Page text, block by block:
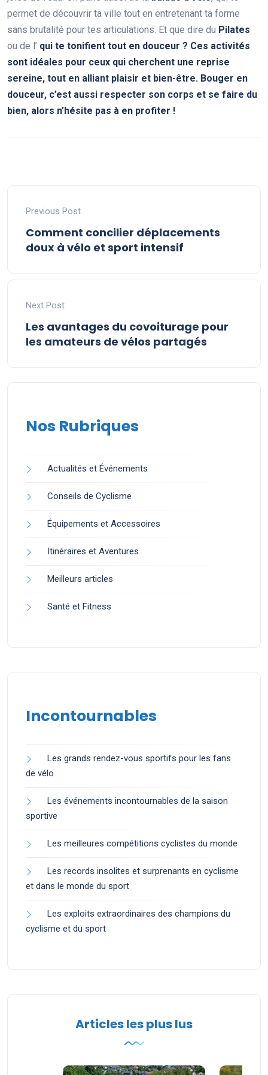
permet de découvrir ta ville tout en entretenant ta forme
sans brutalité pour tes articulations. Et que dire du Pilates
ou de l’ qui te tonifient tout en douceur ? Ces activités
sont idéales pour ceux qui cherchent une reprise
sereine, tout en alliant plaisir et bien-être. Bouger en
douceur, c’est aussi respecter son corps et se faire du
bien, alors n’hésite pas à en profiter !
Previous Post
Comment concilier déplacements
doux à vélo et sport intensif
Next Post
Les avantages du covoiturage pour
les amateurs de vélos partagés
Nos Rubriques
Actualités et Événements
Conseils de Cyclisme
Équipements et Accessoires
Itinéraires et Aventures
Meilleurs articles
Santé et Fitness
Incontournables
Les grands rendez-vous sportifs pour les fans
de vélo
Les événements incontournables de la saison
sportive
Les meilleures compétitions cyclistes du monde
Les records insolites et surprenants en cyclisme
et dans le monde du sport
Les exploits extraordinaires des champions du
cyclisme et du sport
Articles les plus lus